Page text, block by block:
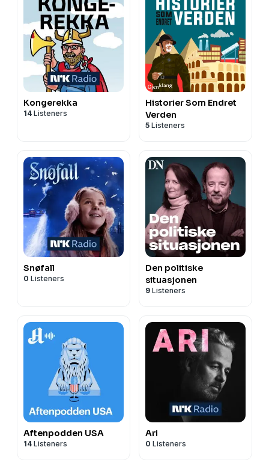
Kongerekka
14 Listeners
Historier Som Endret
Verden
5 Listeners
Snøfall
0 Listeners
Den politiske
situasjonen
9 Listeners
Aftenpodden USA
14 Listeners
Ari
0 Listeners